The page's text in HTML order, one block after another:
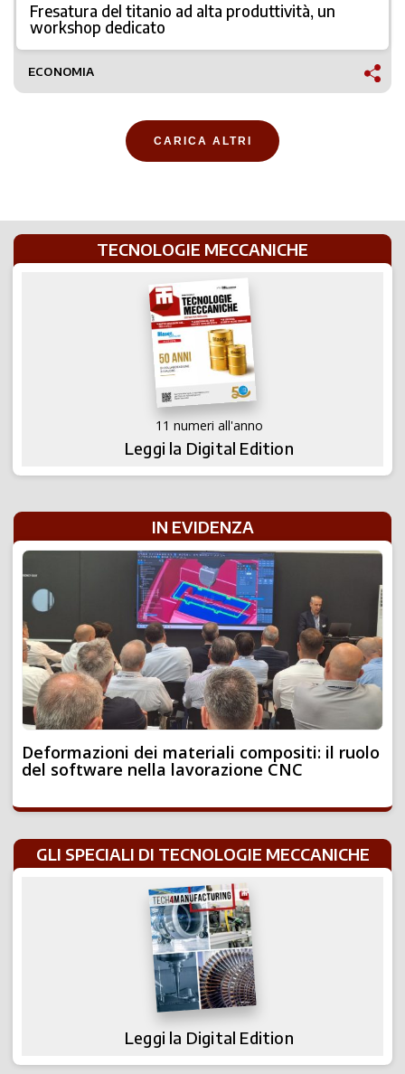
Fresatura del titanio ad alta produttività, un
workshop dedicato
ECONOMIA
CARICA ALTRI
TECNOLOGIE MECCANICHE
11 numeri all'anno
Leggi la Digital Edition
IN EVIDENZA
Deformazioni dei materiali compositi: il ruolo
del software nella lavorazione CNC
GLI SPECIALI DI TECNOLOGIE MECCANICHE
Leggi la Digital Edition